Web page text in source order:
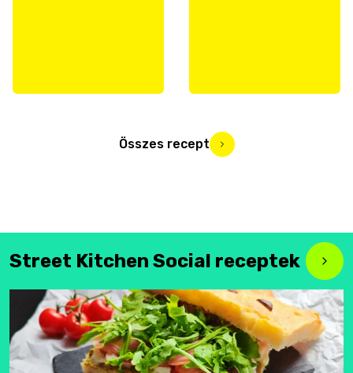
Összes recept
Street Kitchen Social receptek